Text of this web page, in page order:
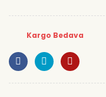
Kargo Bedava